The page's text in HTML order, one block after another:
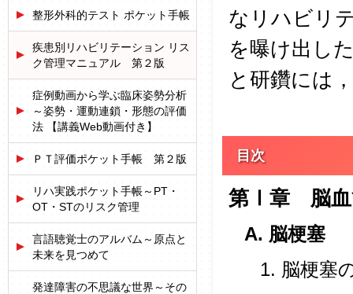
なリハビリ
を曝け出し
と研鑽には
目次
第Ⅰ章 脳血
A. 脳梗塞
1. 脳梗塞
整形外科的テスト ポケット手帳
疾患別リハビリテーション リス
ク管理マニュアル 第２版
症例動画から学ぶ臨床姿勢分析
～姿勢・運動連鎖・形態の評価
法 【講義Web動画付き】
ＰＴ評価ポケット手帳 第２版
リハ実践ポケット手帳～PT・
OT・STのリスク管理
言語聴覚士のアルバム～原点と
未来を見つめて
発達障害の不思議な世界～その